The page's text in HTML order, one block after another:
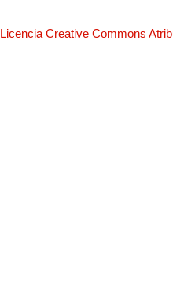
Licencia Creative Commons